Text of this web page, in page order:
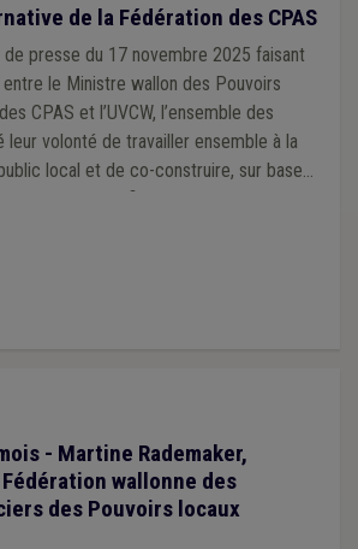
de la Fédération des CPAS
de presse du 17 novembre 2025 faisant
le Ministre wallon des Pouvoirs
CPAS et l’UVCW, l’ensemble des
leur volonté de travailler ensemble à la
local et de co-construire, sur base
identifiés, un modèle de
soumise à débat au sein du CA de
- Martine Rademaker,
wallonne des
des Pouvoirs locaux